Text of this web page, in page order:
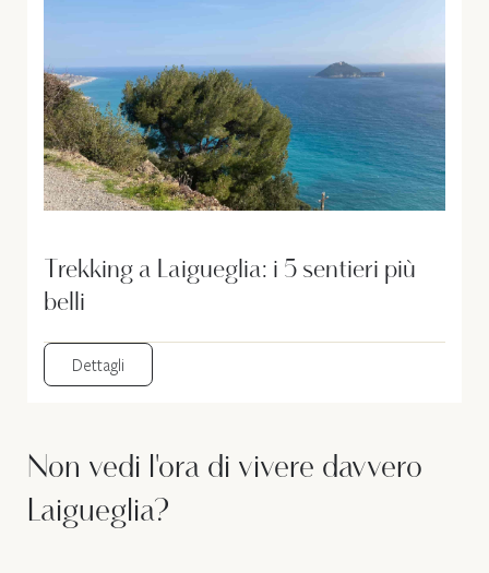
Trekking a Laigueglia: i 5 sentieri più
belli
Dettagli
Non vedi l'ora di vivere davvero
Laigueglia?